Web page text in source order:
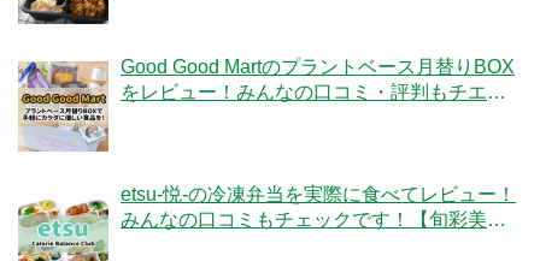
Good Good Martのプラントベース月替りBOX
をレビュー！みんなの口コミ・評判もチエッ
etsu-悦-の冷凍弁当を実際に食べてレビュー！
みんなの口コミもチェックです！【旬彩美